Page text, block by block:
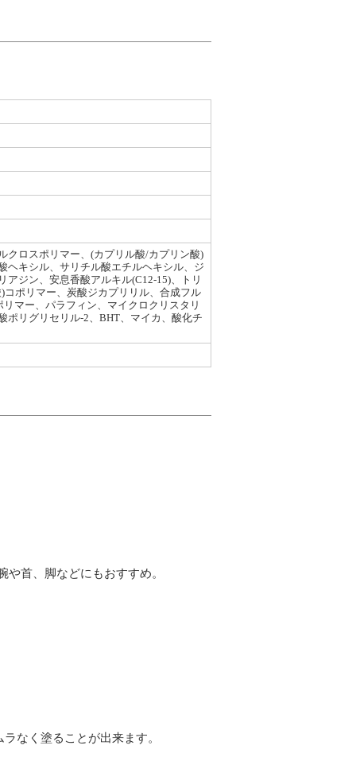
クロスポリマー、(カプリル酸/カプリン酸)
ヘキシル、サリチル酸エチルヘキシル、ジ
ジン、安息香酸アルキル(C12-15)、トリ
ポリマー、炭酸ジカプリリル、合成フル
マー、パラフィン、マイクロクリスタリ
ポリグリセリル-2、BHT、マイカ、酸化チ
首、脚などにもおすすめ。
なく塗ることが出来ます。